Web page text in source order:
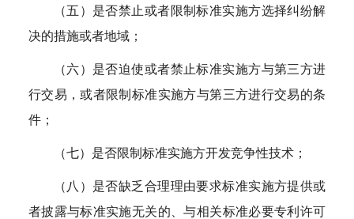
（五）是否禁止或者限制标准实施方选择纠纷解
决的措施或者地域；
（六）是否迫使或者禁止标准实施方与第三方进
行交易，或者限制标准实施方与第三方进行交易的条
件；
（七）是否限制标准实施方开发竞争性技术；
（八）是否缺乏合理理由要求标准实施方提供或
者披露与标准实施无关的、与相关标准必要专利许可